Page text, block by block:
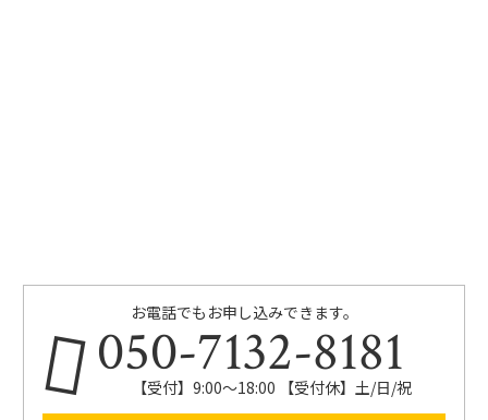
お電話でもお申し込みできます。
050-7132-8181
【受付】9:00～18:00 【受付休】土/日/祝